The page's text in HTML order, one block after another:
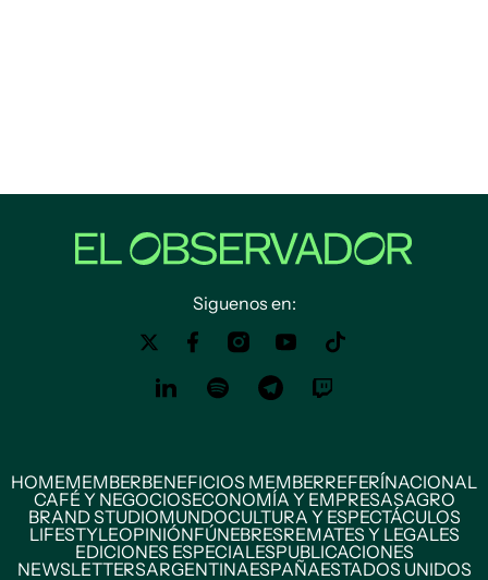
Siguenos en:
HOMEMEMBERBENEFICIOS MEMBERREFERÍNACIONAL
CAFÉ Y NEGOCIOSECONOMÍA Y EMPRESASAGRO
BRAND STUDIOMUNDOCULTURA Y ESPECTÁCULOS
LIFESTYLEOPINIÓNFÚNEBRESREMATES Y LEGALES
EDICIONES ESPECIALESPUBLICACIONES
NEWSLETTERSARGENTINAESPAÑAESTADOS UNIDOS